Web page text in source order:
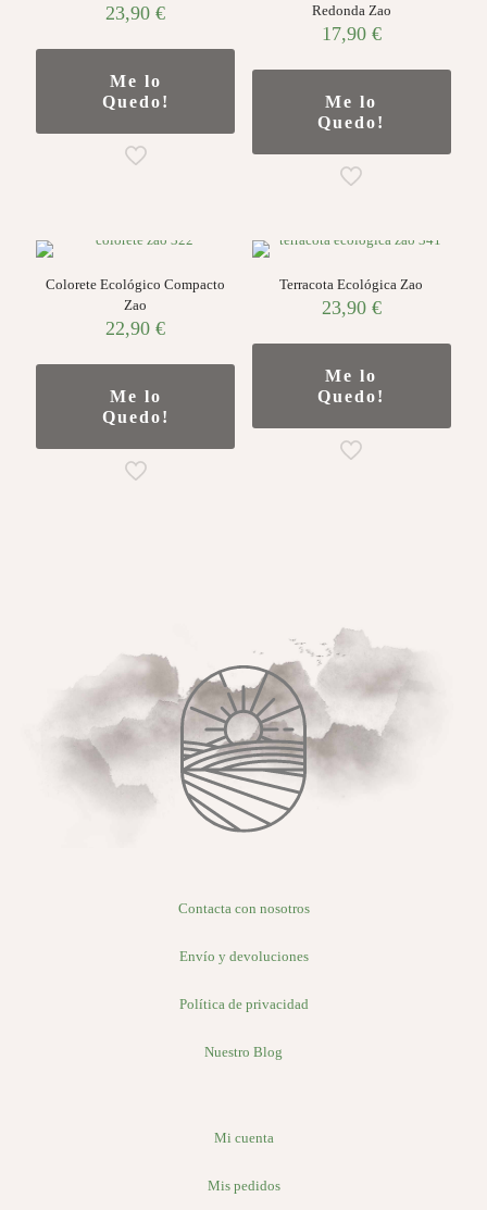
23,90€
Me lo
Quedo!
Redonda Zao
17,90 €
Me lo
Quedo!
Colorete Ecológico Compacto
Zao
22,90€
Me lo
Quedo!
Terracota Ecológica Zao
23,90 €
Me lo
Quedo!
Contacta con nosotros
Envío y devoluciones
Política de privacidad
Nuestro Blog
Mi cuenta
Mis pedidos